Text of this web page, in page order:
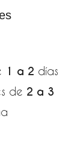
1 a 2 días
de 2 a 3